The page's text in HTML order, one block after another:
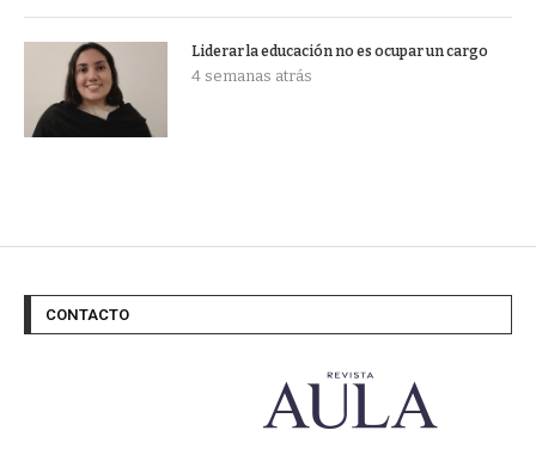
Liderar la educación no es ocupar un cargo
4 semanas atrás
CONTACTO